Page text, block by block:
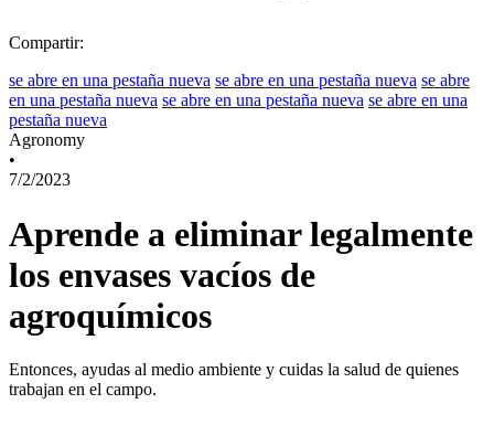
Compartir:
se abre en una pestaña nueva se abre en una pestaña nueva se abre
en una pestaña nueva se abre en una pestaña nueva se abre en una
pestaña nueva
Agronomy
•
7/2/2023
Aprende a eliminar legalmente
los envases vacíos de
agroquímicos
Entonces, ayudas al medio ambiente y cuidas la salud de quienes
trabajan en el campo.